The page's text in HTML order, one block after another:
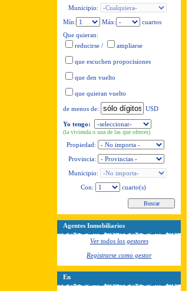
Municipio:
Mín:
Máx:
cuartos
Que quieran:
reducirse / ampliarse
que escuchen propocisiones
que den vuelto
que quieran vuelto
de menos de: USD
Yo tengo:
(la vivienda o una de las que ofreces)
Propiedad:
Provincia:
Municipio:
Con:
cuarto(s)
Agentes Inmobiliarios
Ver todos los gestores
Registrarse como gestor
En